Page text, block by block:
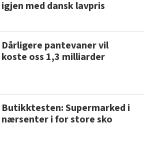
igjen med dansk lavpris
Dårligere pantevaner vil
koste oss 1,3 milliarder
Butikktesten: Supermarked i
nærsenter i for store sko